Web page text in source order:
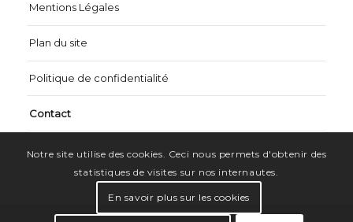
Mentions Légales
Plan du site
Politique de confidentialité
Contact
Notre site utilise des cookies. Ceci nous permets d'obtenir des
statistiques de visites sur nos internautes.
En savoir plus sur les cookies